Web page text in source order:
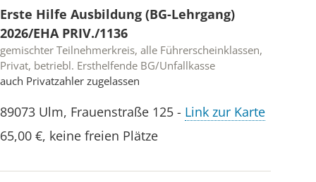
Erste Hilfe Ausbildung (BG-Lehrgang)
2026/EHA PRIV./1136
gemischter Teilnehmerkreis, alle Führerscheinklassen,
Privat, betriebl. Ersthelfende BG/Unfallkasse
auch Privatzahler zugelassen
89073 Ulm, Frauenstraße 125 - Link zur Karte
65,00 €, keine freien Plätze